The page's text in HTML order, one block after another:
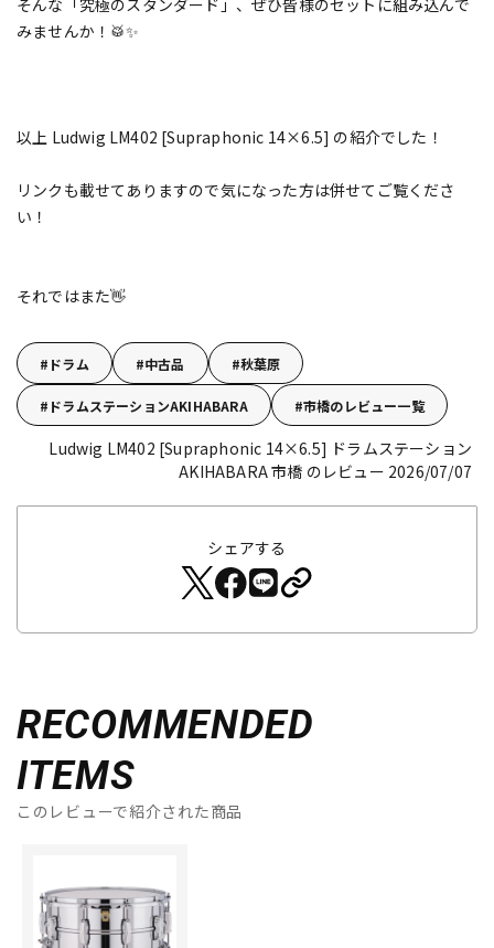
そんな「究極のスタンダード」、ぜひ皆様のセットに組み込んで
みませんか！🥁✨
以上 Ludwig LM402 [Supraphonic 14×6.5] の紹介でした！
リンクも載せてありますので気になった方は併せてご覧くださ
い！
それではまた👋
ドラム 中古品 秋葉原
ドラムステーションAKIHABARA 市橋のレビュー一覧
Ludwig LM402 [Supraphonic 14×6.5] ドラムステーション
AKIHABARA 市橋 のレビュー 2026/07/07
シェアする
RECOMMENDED
ITEMS
このレビューで紹介された商品